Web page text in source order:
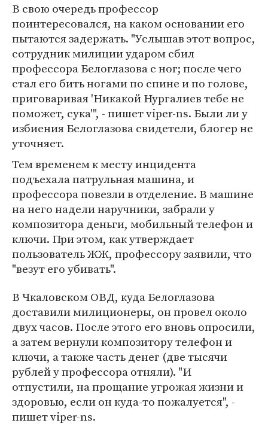
В свою очередь профессор
поинтересовался, на каком основании его
пытаются задержать. "Услышав этот вопрос,
сотрудник милиции ударом сбил
профессора Белоглазова с ног; после чего
стал его бить ногами по спине и по голове,
приговаривая 'Никакой Нургалиев тебе не
поможет, сука'", - пишет viper-ns. Были ли у
избиения Белоглазова свидетели, блогер не
уточняет.
Тем временем к месту инцидента
подъехала патрульная машина, и
профессора повезли в отделение. В машине
на него надели наручники, забрали у
композитора деньги, мобильный телефон и
ключи. При этом, как утверждает
пользователь ЖЖ, профессору заявили, что
"везут его убивать".
В Чкаловском ОВД, куда Белоглазова
доставили милиционеры, он провел около
двух часов. После этого его вновь опросили,
а затем вернули композитору телефон и
ключи, а также часть денег (две тысячи
рублей у профессора отняли). "И
отпустили, на прощание угрожая жизни и
здоровью, если он куда-то пожалуется", -
пишет viper-ns.